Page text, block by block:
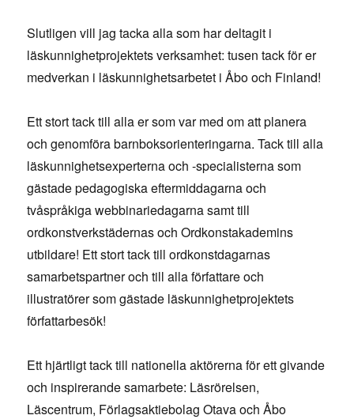
Slutligen vill jag tacka alla som har deltagit i
läskunnighetprojektets verksamhet: tusen tack för er
medverkan i läskunnighetsarbetet i Åbo och Finland!
Ett stort tack till alla er som var med om att planera
och genomföra barnboksorienteringarna. Tack till alla
läskunnighetsexperterna och -specialisterna som
gästade pedagogiska eftermiddagarna och
tvåspråkiga webbinariedagarna samt till
ordkonstverkstädernas och Ordkonstakademins
utbildare! Ett stort tack till ordkonstdagarnas
samarbetspartner och till alla författare och
illustratörer som gästade läskunnighetprojektets
författarbesök!
Ett hjärtligt tack till nationella aktörerna för ett givande
och inspirerande samarbete: Läsrörelsen,
Läscentrum, Förlagsaktiebolag Otava och Åbo